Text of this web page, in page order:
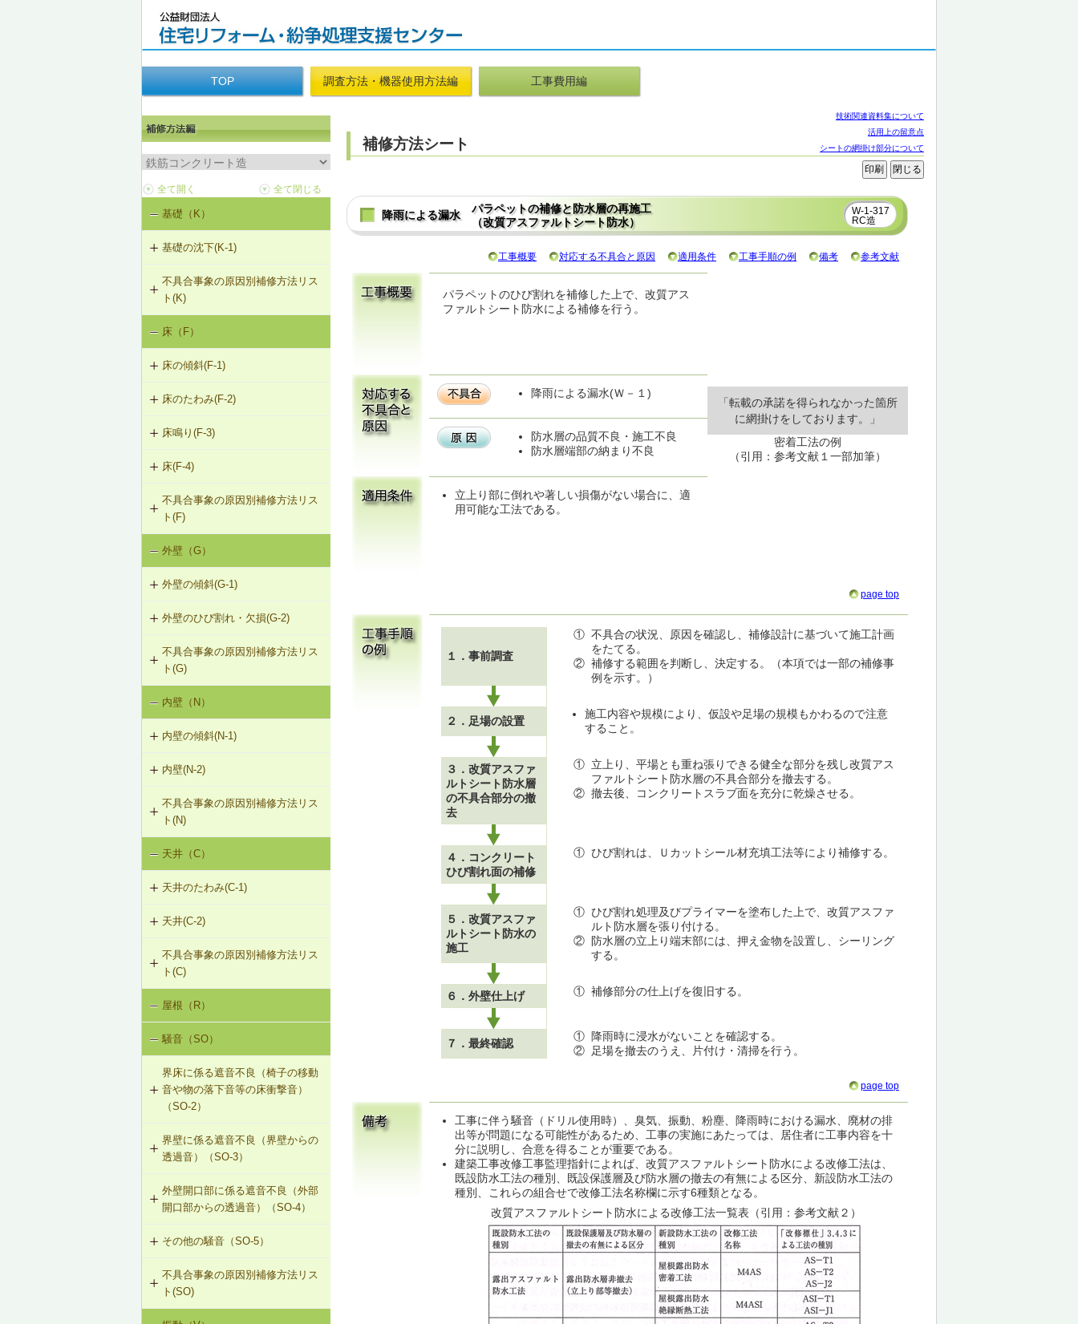
TOP 調査方法・機器使用方法編 工事費用編
基礎（K）
基礎の沈下(K-1)
K-1-702 耐圧版工法
K-1-703 グラウト注入工法
K-1-704 アンダーピニング工法
不具合事象の原因別補修方法リス
ト(K)
基礎の沈下（K-1）
床（F）
床の傾斜(F-1)
F-1-301 梁下への柱増設
F-1-304 梁の増打ち工法
F-1-305 片持ちスラブ下面への鉄骨
梁増設
床のたわみ(F-2)
F-2-301 スラブ上面へのかすがい筋
埋め込み
F-2-302 スラブ下面への鋼板張付け
F-2-303 スラブ下面への連続繊維シ
ート接着
設
F-2-305 セルフレベリング材による
床鳴り(F-3)
F-3-701 床下地・仕上材の張替え
床(F-4)
F-4-001 ビニル床シートの張替え
F-4-002 カーペットの張替え
F-4-701 フローリングの張替え
不具合事象の原因別補修方法リス
ト(F)
床の傾斜（F-1）
床のたわみ（F-2）
床鳴り（F-3）
外壁（G）
外壁の傾斜(G-1)
G-1-304 壁の打直し補修（耐力壁
等）
G-1-305 壁表層面の打直し補修
G-1-306 壁の構造スリットの補修
（非耐力壁）
外壁のひび割れ・欠損(G-2)
G-2-301 樹脂注入工法
G-2-302 Uカットシール材充填工法
G-2-303 シール工法
G-2-306 打直し工法
G-2-307 タイル張替え工法
G-2-308 アンカーピンニング工法
G-2-309 注入口付アンカーピンニン
グ工法
ル）
G-2-313 注入口付アンカーピンニン
G-2-701 シール工法（ALCパネル）
G-2-702 Uカットモルタル充填工法
（ALCパネル）
G-2-703 Uカットシール材充填工法
（ALCパネル）
G-2-704 欠損部充填工法（ALCパネ
ル）
不具合事象の原因別補修方法リス
ト(G)
外壁の傾斜（G-1）
外壁のひび割れ・欠損（モルタル・
タイル張り）（G-2）
外壁のひび割れ・欠損（ALCパネ
ル）（G-2）
内壁（N）
内壁の傾斜(N-1)
N-1-001 下地材・仕上材の取替え
（内壁部）
内壁(N-2)
N-2-001 仕上材の張替え（内壁部）
不具合事象の原因別補修方法リス
ト(N)
内壁の傾斜（N-1）
天井（C）
天井のたわみ(C-1)
C-1-701 天井下地材・仕上材の張替
え
天井(C-2)
C-2-001 天井仕上材の張替え
不具合事象の原因別補修方法リス
ト(C)
天井のたわみ（C-1）
屋根（R）
騒音（SO）
界床に係る遮音不良（椅子の移動
音や物の落下音等の床衝撃音）
（SO-2）
SO-2-301 軽量床衝撃音に対する遮
音性能のある乾式二重床への交換
SO-2-302 軽量床衝撃音に対する遮
音性能のある直張り床への交換
界壁に係る遮音不良（界壁からの
透過音）（SO-3）
SO-3-301 せっこうボード直張り工
法の空げき部分へのモルタル充填
SO-3-302 コンセントボックスが対
面する位置にあるRC造の界壁の補修
SO-3-303 断熱材の折り返し部分に
せっこうボード直張り工法を採用し
外壁開口部に係る遮音不良（外部
開口部からの透過音）（SO-4）
SO-4-301 遮音性能のある外部建具
への交換
その他の騒音（SO-5）
SO-5-301 弾力性のあるビニル床シ
ート材への交換
不具合事象の原因別補修方法リス
ト(SO)
補修方法シート
技術関連資料集について
活用上の留意点
シートの網掛け部分について
降雨による漏水
パラペットの補修と防水層の再施工
（改質アスファルトシート防水）
W-1-317
RC造
工事概要 対応する不具合と原因 適用条件 工事手順の例 備考 参考文献
パラペットのひび割れを補修した上で、改質アス
ファルトシート防水による補修を行う。
「転載の承諾を得られなかった箇所
に網掛けをしております。」
密着工法の例
（引用：参考文献１一部加筆）
降雨による漏水(Ｗ－１)
防水層の品質不良・施工不良
防水層端部の納まり不良
立上り部に倒れや著しい損傷がない場合に、適
用可能な工法である。
page top
１．事前調査
① 不具合の状況、原因を確認し、補修設計に基づいて施工計画
をたてる。
② 補修する範囲を判断し、決定する。（本項では一部の補修事
例を示す。）
２．足場の設置
施工内容や規模により、仮設や足場の規模もかわるので注意
すること。
３．改質アスファ
ルトシート防水層
の不具合部分の撤
去
① 立上り、平場とも重ね張りできる健全な部分を残し改質アス
ファルトシート防水層の不具合部分を撤去する。
② 撤去後、コンクリートスラブ面を充分に乾燥させる。
４．コンクリート
ひび割れ面の補修
① ひび割れは、Ｕカットシール材充填工法等により補修する。
５．改質アスファ
ルトシート防水の
施工
① ひび割れ処理及びプライマーを塗布した上で、改質アスファ
ルト防水層を張り付ける。
② 防水層の立上り端末部には、押え金物を設置し、シーリング
する。
６．外壁仕上げ ① 補修部分の仕上げを復旧する。
７．最終確認
①
降雨時に浸水がないことを確認する。
②
足場を撤去のうえ、片付け・清掃を行う。
page top
工事に伴う騒音（ドリル使用時）、臭気、振動、粉塵、降雨時における漏水、廃材の排
出等が問題になる可能性があるため、工事の実施にあたっては、居住者に工事内容を十
分に説明し、合意を得ることが重要である。
建築工事改修工事監理指針によれば、改質アスファルトシート防水による改修工法は、
既設防水工法の種別、既設保護層及び防水層の撤去の有無による区分、新設防水工法の
種別、これらの組合せで改修工法名称欄に示す6種類となる。
改質アスファルトシート防水による改修工法一覧表（引用：参考文献２）